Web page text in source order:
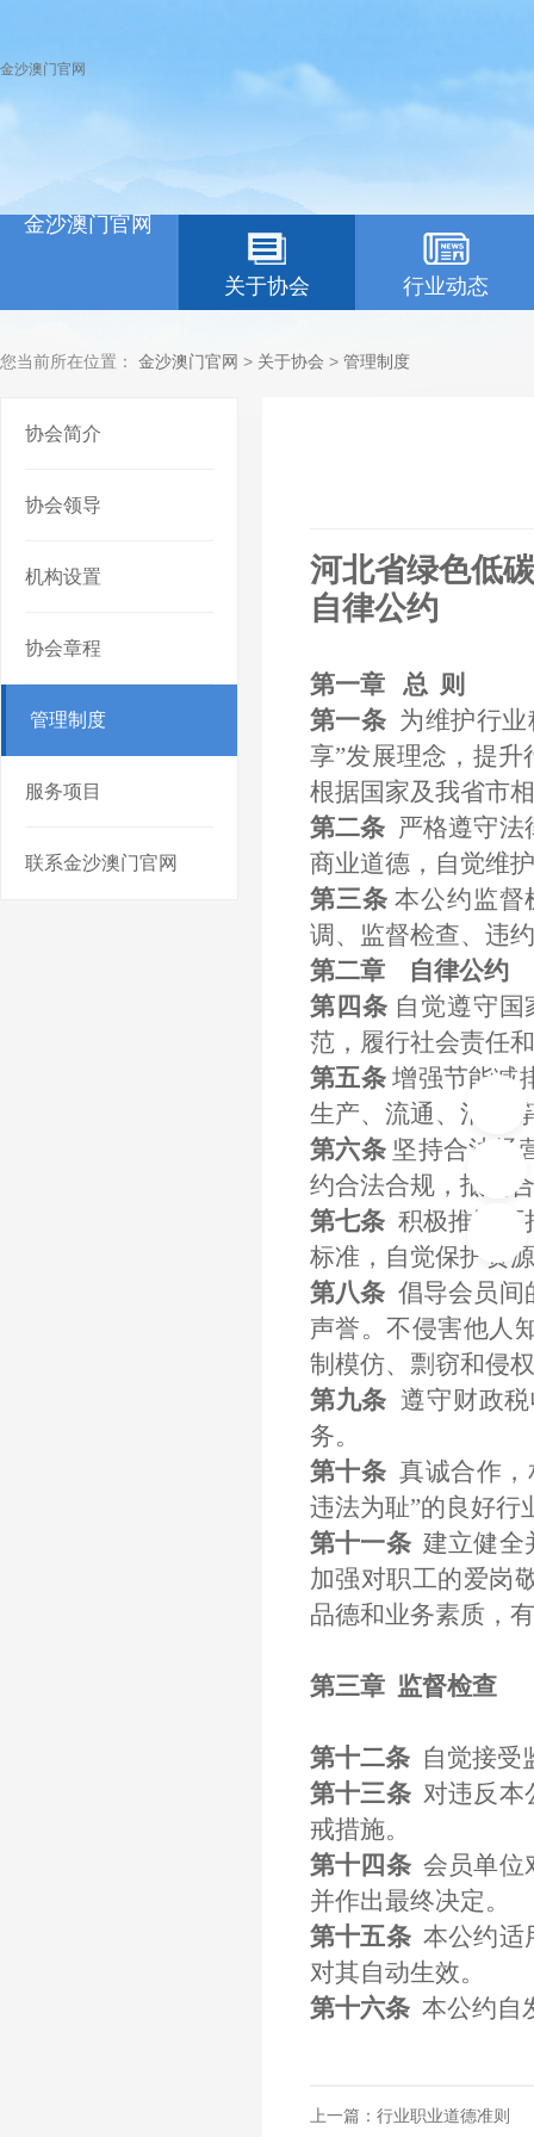
金沙澳门官网
金沙澳门官网
关于协会 行业动态
您当前所在位置： 金沙澳门官网 > 关于协会 > 管理制度
协会简介
协会领导
机构设置
协会章程
管理制度
服务项目
联系金沙澳门官网
河北省绿色低
自律公约
第一章 总 则
第一条 为维护行
享”发展理念，提
根据国家及我省市
第二条 严格遵守法
商业道德，自觉维
第三条 本公约监督
调、监督检查、违
第二章 自律公约
第四条 自觉遵守
范，履行社会责任
第五条增强节能减
生产、流通、消费
第六条坚持合法经
约合法合规，抵制
第七条 积极推进可
标准，自觉保护资
第八条 倡导会员间
声誉。不侵害他人
制模仿、剽窃和侵
第九条 遵守财政
务。
第十条 真诚合作
违法为耻”的良好行
第十一条 建立健全
加强对职工的爱岗
品德和业务素质，
第三章 监督检查
第十二条 自觉接受
第十三条 对违反本
戒措施。
第十四条 会员单位
并作出最终决定。
第十五条 本公约适
对其自动生效。
第十六条 本公约自
上一篇：行业职业道德准则